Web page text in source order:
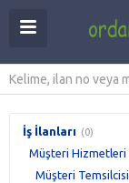
İş İlanları (0)
Müşteri Hizmetleri
Müşteri Temsilcisi